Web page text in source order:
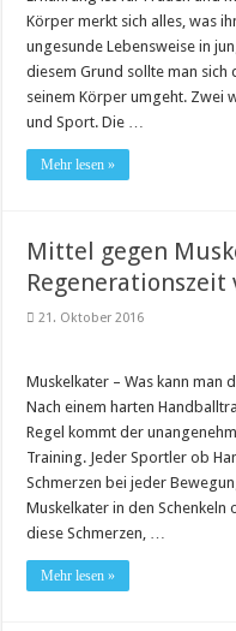
Körper merkt sich alles, was
ungesunde Lebensweise in
diesem Grund sollte man sich
seinem Körper umgeht. Zwei
und Sport. Die …
Mehr lesen »
Mittel gegen
Regenerationszeit
21. Oktober 2016
Muskelkater – Was kann man
Nach einem harten
Regel kommt der
Training. Jeder Sportler ob
Schmerzen bei jeder
Muskelkater in den Schenkeln
diese Schmerzen, …
Mehr lesen »